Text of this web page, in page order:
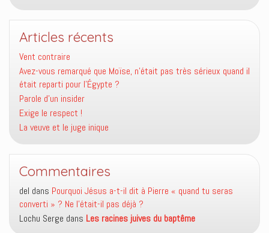
Articles récents
Vent contraire
Avez-vous remarqué que Moïse, n’était pas très sérieux quand il
était reparti pour l’Égypte ?
Parole d’un insider
Exige le respect !
La veuve et le juge inique
Commentaires
del dans Pourquoi Jésus a-t-il dit à Pierre « quand tu seras
converti » ? Ne l’était-il pas déjà ?
Lochu Serge dans Les racines juives du baptême